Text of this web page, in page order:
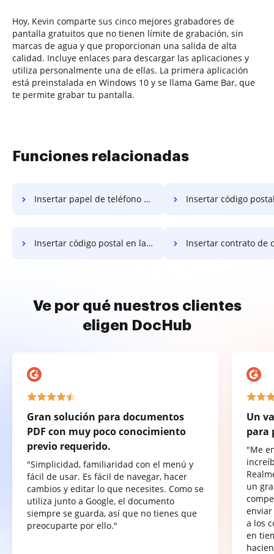
Hoy, Kevin comparte sus cinco mejores grabadores de
pantalla gratuitos que no tienen límite de grabación, sin
marcas de agua y que proporcionan una salida de alta
calidad. Incluye enlaces para descargar las aplicaciones y
utiliza personalmente una de ellas. La primera aplicación
está preinstalada en Windows 10 y se llama Game Bar, que
te permite grabar tu pantalla.
Funciones relacionadas
Insertar papel de teléfono de EE. UU. Insertar código
Insertar código postal en la factura Insertar contrato de
Ve por qué nuestros clientes
eligen DocHub
Gran solución para documentos
PDF con muy poco conocimiento
previo requerido.
"Simplicidad, familiaridad con el menú y
fácil de usar. Es fácil de navegar, hacer
cambios y editar lo que necesites. Como se
utiliza junto a Google, el documento
siempre se guarda, así que no tienes que
preocuparte por ello."
Un
para
"Me
un
a los
en